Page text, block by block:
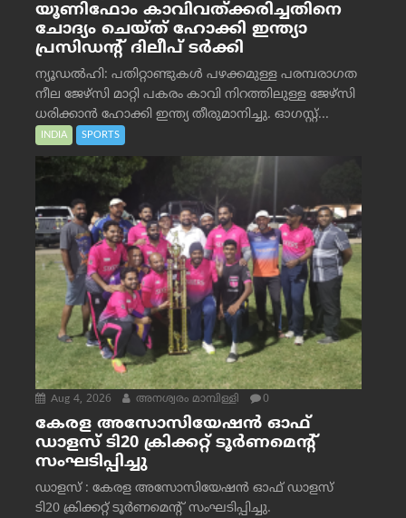
യൂണിഫോം കാവിവത്ക്കരിച്ചതിനെ
ചോദ്യം ചെയ്ത് ഹോക്കി ഇന്ത്യാ
പ്രസിഡന്റ് ദിലീപ് ടര്‍ക്കി
ന്യൂഡൽഹി: പതിറ്റാണ്ടുകൾ പഴക്കമുള്ള പരമ്പരാഗത
നീല ജേഴ്‌സി മാറ്റി പകരം കാവി നിറത്തിലുള്ള ജേഴ്‌സി
ധരിക്കാൻ ഹോക്കി ഇന്ത്യ തീരുമാനിച്ചു. ഓഗസ്റ്റ്...
INDIA SPORTS
Aug 4, 2026 അനശ്വരം മാമ്പിള്ളി 0
കേരള അസോസിയേഷൻ ഓഫ്
ഡാളസ് ടി20 ക്രിക്കറ്റ് ടൂർണമെന്റ്
സംഘടിപ്പിച്ചു
ഡാളസ് : കേരള അസോസിയേഷൻ ഓഫ് ഡാളസ്
ടി20 ക്രിക്കറ്റ് ടൂർണമെന്റ് സംഘടിപ്പിച്ചു.